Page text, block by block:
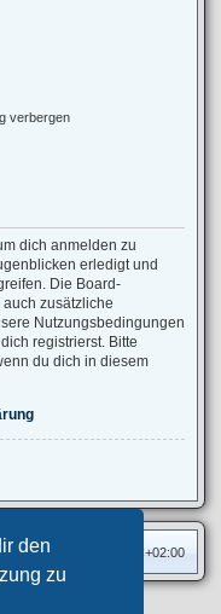
den
zu
verbergen
dich anmelden zu
erledigt und
Die Board-
zusätzliche
Nutzungsbedingungen
registrierst. Bitte
du dich in diesem
Alle Zeiten sind UTC+02:00